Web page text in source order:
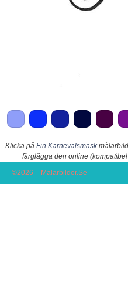
Klicka på Fin Karnevalsmaskmålarbild
färglägga den online
©2026 – Malarbilder.Se